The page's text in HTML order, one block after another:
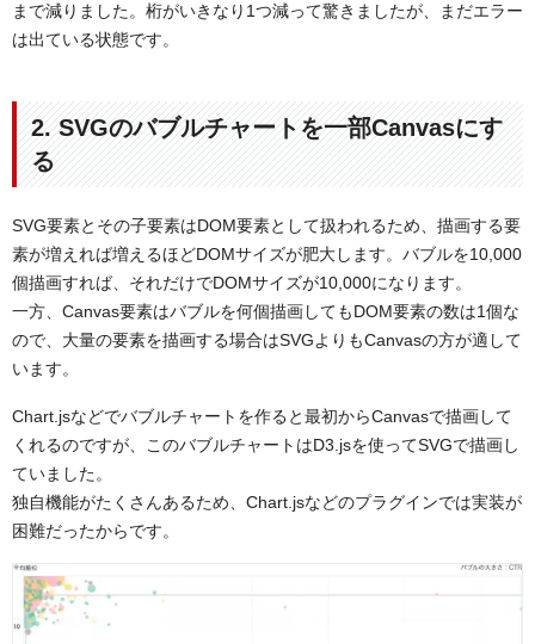
まで減りました。桁がいきなり1つ減って驚きましたが、まだエラー
は出ている状態です。
2. SVGのバブルチャートを一部Canvasにす
る
SVG要素とその子要素はDOM要素として扱われるため、描画する要
素が増えれば増えるほどDOMサイズが肥大します。バブルを10,000
個描画すれば、それだけでDOMサイズが10,000になります。
一方、Canvas要素はバブルを何個描画してもDOM要素の数は1個な
ので、大量の要素を描画する場合はSVGよりもCanvasの方が適して
います。
Chart.jsなどでバブルチャートを作ると最初からCanvasで描画して
くれるのですが、このバブルチャートはD3.jsを使ってSVGで描画し
ていました。
独自機能がたくさんあるため、Chart.jsなどのプラグインでは実装が
困難だったからです。